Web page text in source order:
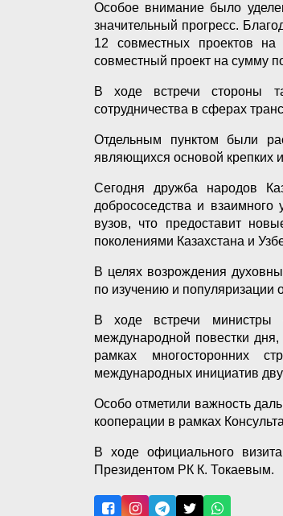
Особое внимание было
значительный прогресс.
12 совместных проектов
совместный проект на сумму
В ходе встречи стороны
сотрудничества в сферах
Отдельным пунктом были
являющихся основой крепких
Сегодня дружба народов
добрососедства и
вузов, что предоставит
поколениями Казахстана и
В целях возрождения
по изучению и популяризации
В ходе встречи министры
международной повестки
рамках многосторонних
международных инициатив
Особо отметили важность
кооперации в рамках
В ходе официального
Президентом РК К. Токаевым.